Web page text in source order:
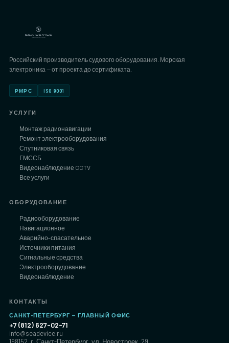
Российский производитель судового оборудования. Морская
электроника — от проекта до сертификата.
РМРС ISO 9001
УСЛУГИ
Монтаж радионавигации
Ремонт электрооборудования
Спутниковая связь
ГМССБ
Видеонаблюдение CCTV
Все услуги
ОБОРУДОВАНИЕ
Радиооборудование
Навигационное
Аварийно-спасательное
Источники питания
Сигнальные средства
Электрооборудование
Видеонаблюдение
КОНТАКТЫ
САНКТ-ПЕТЕРБУРГ — ГЛАВНЫЙ ОФИС
+7 (812) 627-02-71
info@seadevice.ru
198152, г. Санкт-Петербург, ул. Новостроек, 29